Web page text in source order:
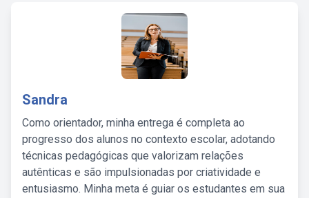
Sandra
Como orientador, minha entrega é completa ao
progresso dos alunos no contexto escolar, adotando
técnicas pedagógicas que valorizam relações
autênticas e são impulsionadas por criatividade e
entusiasmo. Minha meta é guiar os estudantes em sua